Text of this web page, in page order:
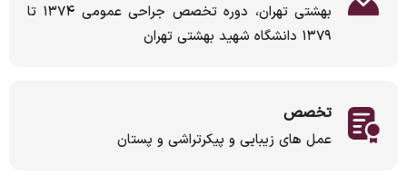
بهشتی تهران، دوره تخصص جراحی عمومی ۱۳۷۴ تا
۱۳۷۹ دانشگاه شهید بهشتی تهران
تخصص
عمل های زیبایی و پیکرتراشی و پستان